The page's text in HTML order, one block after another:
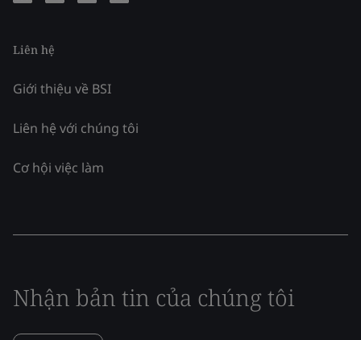
Liên hệ
Giới thiệu về BSI
Liên hệ với chúng tôi
Cơ hội việc làm
Nhận bản tin của chúng tôi